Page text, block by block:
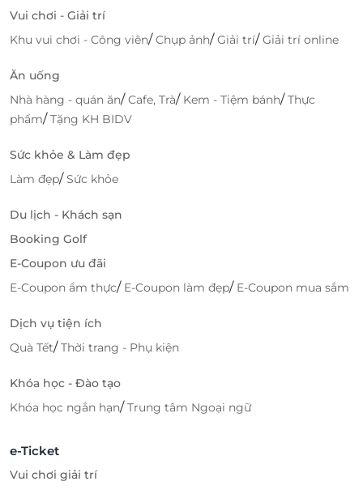
Vui chơi - Giải trí
Khu vui chơi - Công viên/Chụp ảnh/Giải trí/Giải trí online
Ăn uống
Nhà hàng - quán ăn/Cafe, Trà/ Kem - Tiệm bánh/Thực
phẩm/Tặng KH BIDV
Sức khỏe & Làm đẹp
Làm đẹp/Sức khỏe
Du lịch - Khách sạn
Booking Golf
E-Coupon ưu đãi
E-Coupon ẩm thực/ E-Coupon làm đẹp/ E-Coupon mua sắm
Dịch vụ tiện ích
Quà Tết/Thời trang - Phụ kiện
Khóa học - Đào tạo
Khóa học ngắn hạn/Trung tâm Ngoại ngữ
e-Ticket
Vui chơi giải trí